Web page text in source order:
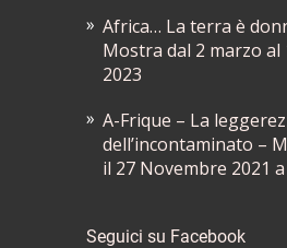
Africa… La terra è
Mostra dal 2 marzo al
2023
A-Frique – La
dell’incontaminato –
il 27 Novembre 2021
Seguici su Facebook